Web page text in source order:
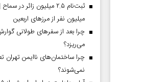
میلیون نفر از مرز‌های اربعین
چرا بعد از سفرهای طولانی
می‌ریزد؟
چرا ساختمان‌های ناایمن تهران
نمی‌شوند؟